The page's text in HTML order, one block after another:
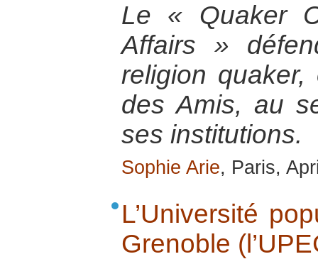
Le « Quaker
Affairs »
religion
des Amis, au
ses institutions.
Sophie Arie, Paris,
L’Université
Grenoble